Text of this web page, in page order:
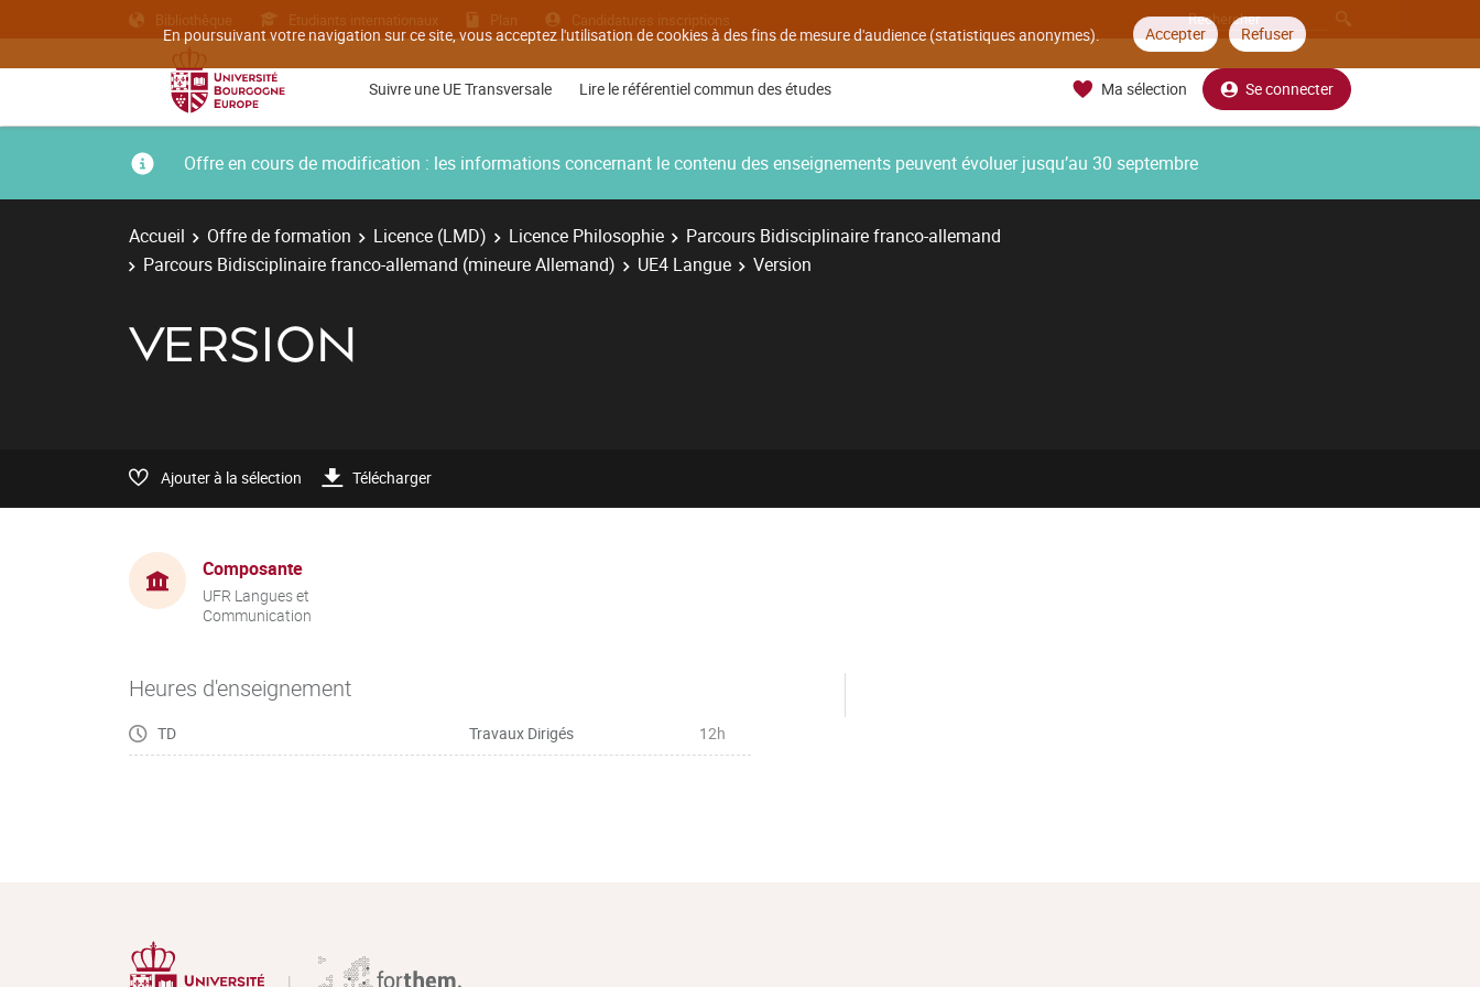
En poursuivant votre navigation sur ce site, vous acceptez l'utilisation de cookies à des fins de mesure d'audience (statistiques anonymes). Accepter Refuser
Bibliothèque Etudiants internationaux Plan Candidatures inscriptions
Suivre une UE Transversale Lire le référentiel commun des études Ma sélection Se connecter
Offre en cours de modification : les informations concernant le contenu des enseignements peuvent évoluer jusqu’au 30 septembre
Accueil Offre de formation Licence (LMD) Licence Philosophie
Parcours Bidisciplinaire franco-allemand
Parcours Bidisciplinaire franco-allemand (mineure Allemand)
UE4 Langue Version
VERSION
Ajouter à la sélection Télécharger
Composante
UFR Langues et
Communication
Heures d'enseignement
TD Travaux Dirigés 12h